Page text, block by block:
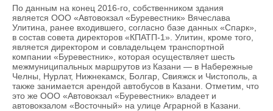
По данным на конец 2016-го, собственником здания
является ООО «Автовокзал «Буревестник» Вячеслава
Улитина, ранее входившего, согласно базе данных «Спарк»,
в состав совета директоров «КПАТП-1». Улитин, кроме того,
является директором и совладельцем транспортной
компании «Буревестник», которая осуществляет шесть
межмуниципальных маршрутов из Казани — в Набережные
Челны, Нурлат, Нижнекамск, Болгар, Свияжск и Чистополь, а
также занимается арендой автобусов в Казани. Отметим, что
это же ООО «Автовокзал «Буревестник» владеет и
автовокзалом «Восточный» на улице Аграрной в Казани.